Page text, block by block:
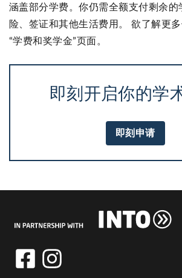
涵盖部分学费。你仍需全额支付剩余的
险、签证和其他生活费用。 欲了解更
“学费和奖学金”页面。
即刻开启你的学
即刻申请